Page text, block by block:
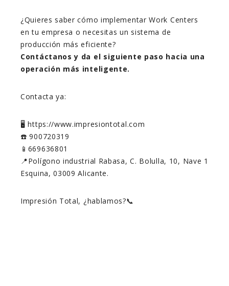
¿Quieres saber cómo implementar Work Centers
en tu empresa o necesitas un sistema de
producción más eficiente?
Contáctanos y da el siguiente paso hacia una
operación más inteligente.
Contacta ya:
🖥️ https://www.impresiontotal.com
☎️ 900720319
📱669636801
📍Polígono industrial Rabasa, C. Bolulla, 10, Nave 1
Esquina, 03009 Alicante.
Impresión Total, ¿hablamos?📞